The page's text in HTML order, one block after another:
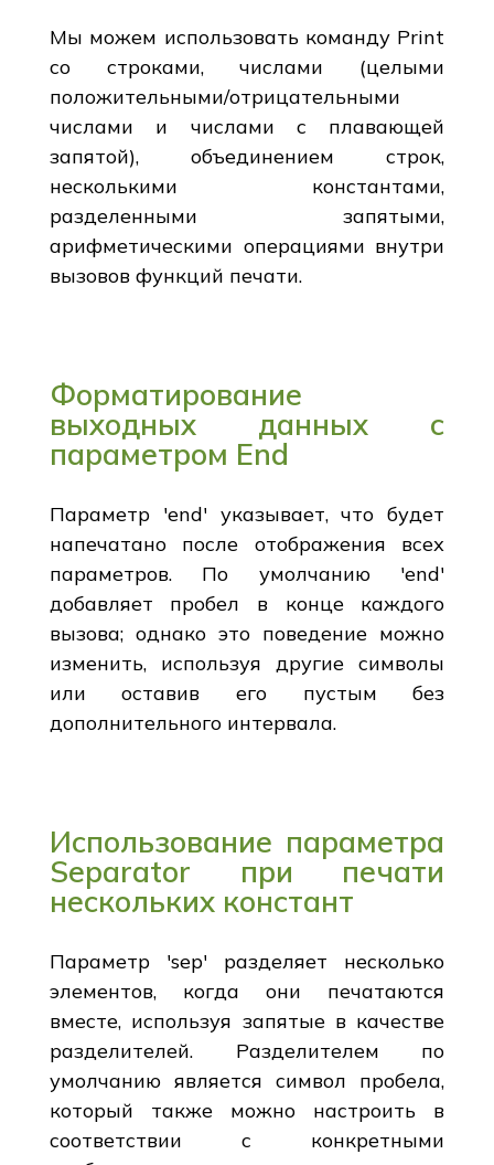
Мы можем использовать команду Print
со строками, числами (целыми
положительными/отрицательными
числами и числами с плавающей
запятой), объединением строк,
несколькими константами,
разделенными запятыми,
арифметическими операциями внутри
вызовов функций печати.
Форматирование
выходных данных с
параметром End
Параметр 'end' указывает, что будет
напечатано после отображения всех
параметров. По умолчанию 'end'
добавляет пробел в конце каждого
вызова; однако это поведение можно
изменить, используя другие символы
или оставив его пустым без
дополнительного интервала.
Использование параметра
Separator при печати
нескольких констант
Параметр 'sep' разделяет несколько
элементов, когда они печатаются
вместе, используя запятые в качестве
разделителей. Разделителем по
умолчанию является символ пробела,
который также можно настроить в
соответствии с конкретными